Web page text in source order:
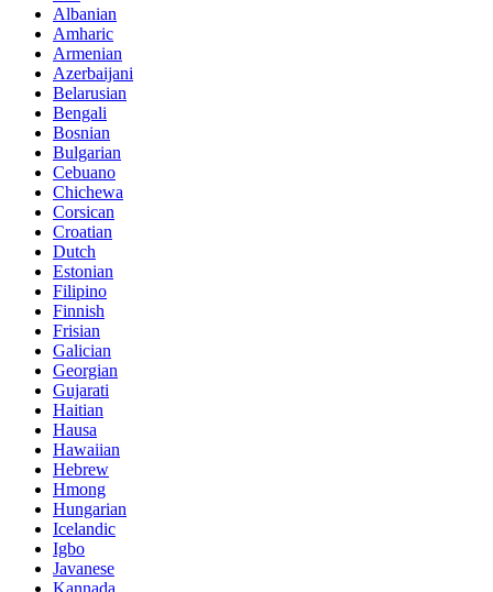
Albanian
Amharic
Armenian
Azerbaijani
Belarusian
Bengali
Bosnian
Bulgarian
Cebuano
Chichewa
Corsican
Croatian
Dutch
Estonian
Filipino
Finnish
Frisian
Galician
Georgian
Gujarati
Haitian
Hausa
Hawaiian
Hebrew
Hmong
Hungarian
Icelandic
Igbo
Javanese